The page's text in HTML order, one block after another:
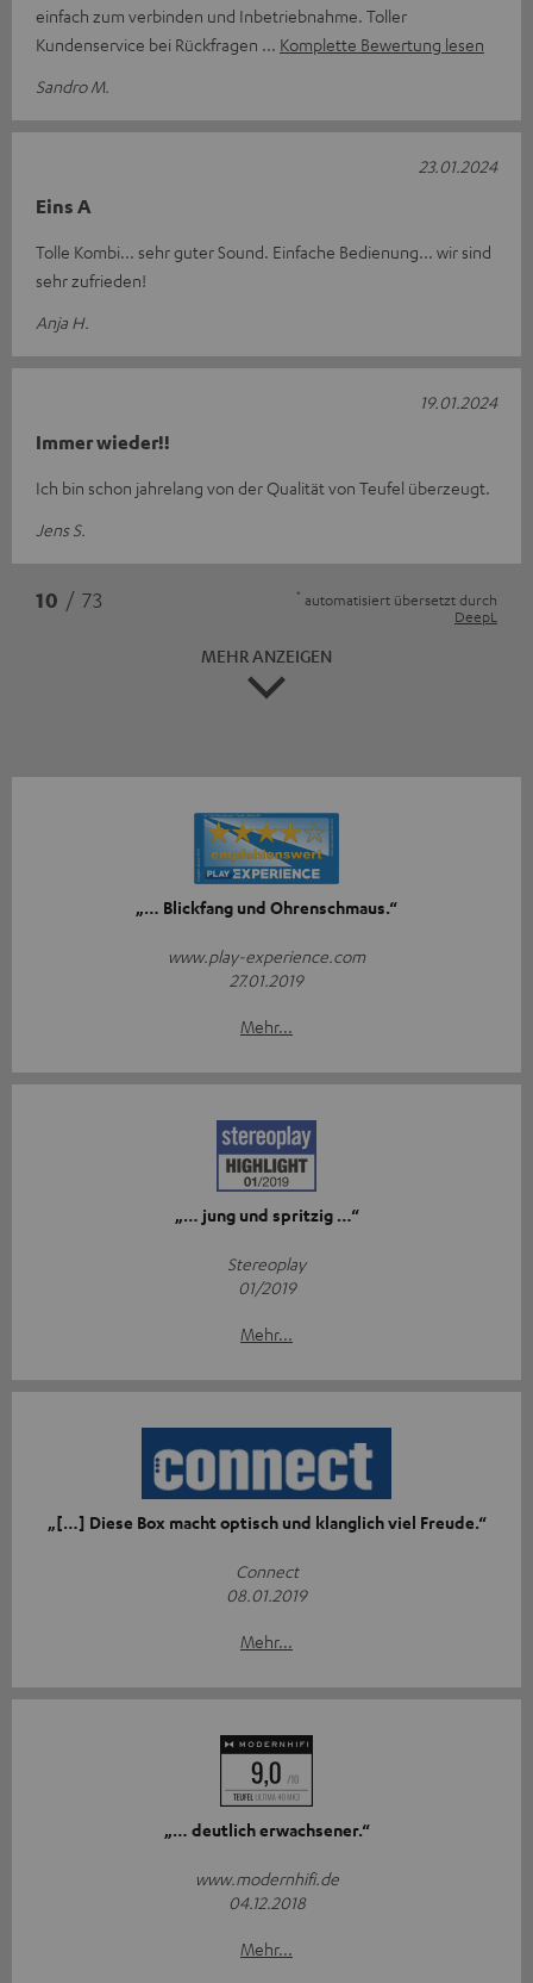
einfach zum verbinden und Inbetriebnahme. Toller
Kundenservice bei Rückfragen
Komplette Bewertung lesen
Sandro M.
Eins A
Tolle Kombi... sehr guter Sound. Einfache Bedienung... wir sind
sehr zufrieden!
Anja H.
23.01.2024
Immer wieder!!
Ich bin schon jahrelang von der Qualität von Teufel überzeugt.
Jens S.
19.01.2024
10 / 73 * automatisiert übersetzt durch
DeepL
MEHR ANZEIGEN
„… Blickfang und Ohrenschmaus.“
www.play-experience.com
27.01.2019
Mehr...
„… jung und spritzig …“
Stereoplay
01/2019
Mehr...
„[…] Diese Box macht optisch und klanglich viel Freude.“
Connect
08.01.2019
Mehr...
„… deutlich erwachsener.“
www.modernhifi.de
04.12.2018
Mehr...